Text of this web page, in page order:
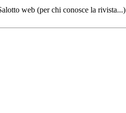
web (per chi conosce la rivista...)